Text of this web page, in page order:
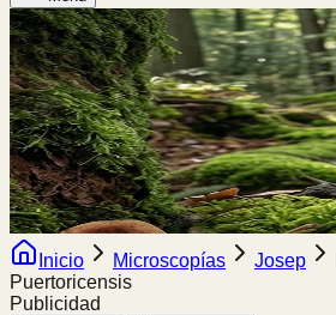
Inicio Microscopías Josep
Puertoricensis
Publicidad